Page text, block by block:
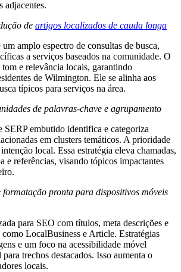
adjacentes.
de artigos localizados de cauda longa
amplo espectro de consultas de busca,
a serviços baseados na comunidade. O
e relevância locais, garantindo
de Wilmington. Ele se alinha aos
típicos para serviços na área.
de palavras-chave e agrupamento
SERP embutido identifica e categoriza
em clusters temáticos. A prioridade
local. Essa estratégia eleva chamadas,
e referências, visando tópicos impactantes
formatação pronta para dispositivos móveis
para SEO com títulos, meta descrições e
como LocalBusiness e Article. Estratégias
e um foco na acessibilidade móvel
trechos destacados. Isso aumenta o
locais.